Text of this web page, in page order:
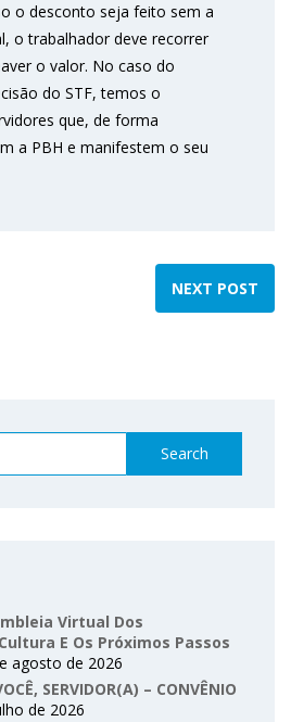
o desconto seja feito sem a
o trabalhador deve recorrer
o valor. No caso do
do STF, temos o
que, de forma
a PBH e manifestem o seu
NEXT POST
Search
Virtual Dos
E Os Próximos Passos
agosto de 2026
SERVIDOR(A) – CONVÊNIO
de 2026